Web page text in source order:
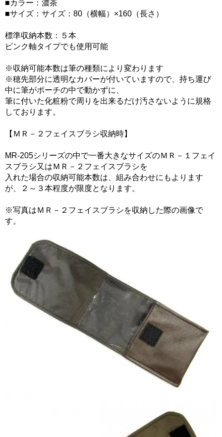
■カラー：濃茶
■サイズ：サイズ：80（横幅）×160（長さ）
標準収納本数：５本
ピンク軸タイプでも使用可能
※収納可能本数は筆の種類により変わります
※穂先部分に透明なカバーが付いていますので、持ち運び
中に筆がポーチの中で動かずに、
筆に付いた化粧粉で周りを出来るだけ汚さないように規格
しております。
【ＭＲ－２フェイスブラシ収納時】
MR-205シリーズの中で一番大きなサイズのＭＲ－１フェイ
スブラシ又はＭＲ－２フェイスブラシを
入れた場合の収納可能本数は、組み合わせにもよります
が、２～３本程度が限度となります。
※写真はＭＲ－２フェイスブラシを収納した際の画像で
す。